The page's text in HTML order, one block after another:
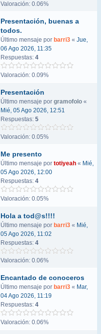
Valoración: 0.06%
Presentación, buenas a
todos.
Último mensaje por barri3 « Jue,
06 Ago 2026, 11:35
Respuestas: 4
Valoración: 0.09%
Presentación
Último mensaje por gramofolo «
Mié, 05 Ago 2026, 12:51
Respuestas: 5
Valoración: 0.05%
Me presento
Último mensaje por totiyeah « Mié,
05 Ago 2026, 12:00
Respuestas: 4
Valoración: 0.05%
Hola a tod@s!!!!
Último mensaje por barri3 « Mié,
05 Ago 2026, 11:02
Respuestas: 4
Valoración: 0.06%
Encantado de conoceros
Último mensaje por barri3 « Mar,
04 Ago 2026, 11:19
Respuestas: 4
Valoración: 0.06%